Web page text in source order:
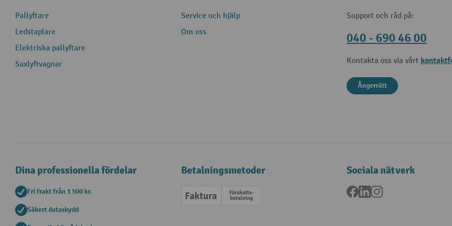
Pallyftare
Ledstaplare
Elektriska pallyftare
Saxlyftvagnar
Service och hjälp
Om oss
Support och råd på:
040 - 690 46 00
Kontakta oss via vårt
Ångerrätt
Dina professionella fördelar
Fri frakt från 1 500 kr.
Säkert dataskydd
Betalningsmetoder
Faktura Förskottsbetalning
Sociala nätverk
Facebook
LinkedInInstagram